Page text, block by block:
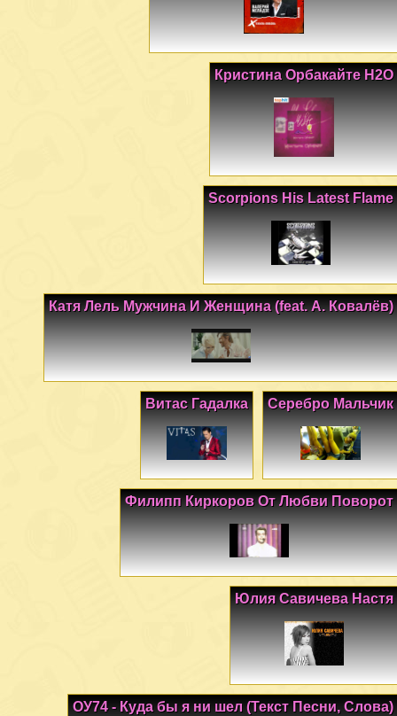
Кристина Орбакайте H2O
Scorpions His Latest Flame
Катя Лель Мужчина И Женщина (feat. А. Ковалёв)
Серебро Мальчик
Витас Гадалка
Филипп Киркоров От Любви Поворот
Юлия Савичева Настя
ОУ74 - Куда бы я ни шел (Текст Песни, Слова)